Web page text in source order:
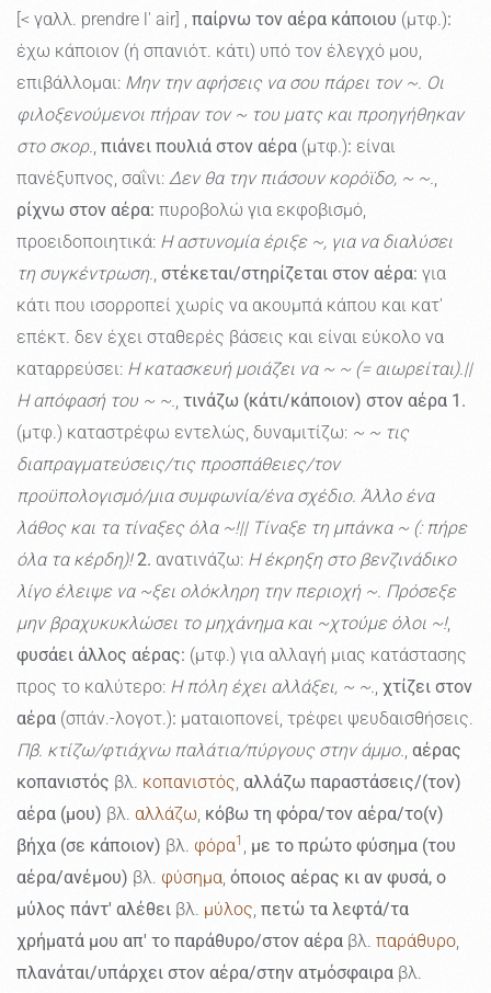
[< γαλλ. prendre l' air] , παίρνω τον αέρα κάποιου (μτφ.):
έχω κάποιον (ή σπανιότ. κάτι) υπό τον έλεγχό μου,
επιβάλλομαι: Μην την αφήσεις να σου πάρει τον ~. Οι
φιλοξενούμενοι πήραν τον ~ του ματς και προηγήθηκαν
στο σκορ., πιάνει πουλιά στον αέρα (μτφ.): είναι
πανέξυπνος, σαΐνι: Δεν θα την πιάσουν κορόϊδο, ~ ~.,
ρίχνω στον αέρα: πυροβολώ για εκφοβισμό,
προειδοποιητικά: Η αστυνομία έριξε ~, για να διαλύσει
τη συγκέντρωση., στέκεται/στηρίζεται στον αέρα: για
κάτι που ισορροπεί χωρίς να ακουμπά κάπου και κατ'
επέκτ. δεν έχει σταθερές βάσεις και είναι εύκολο να
καταρρεύσει: Η κατασκευή μοιάζει να ~ ~ (= αιωρείται).||
Η απόφασή του ~ ~., τινάζω (κάτι/κάποιον) στον αέρα 1.
(μτφ.) καταστρέφω εντελώς, δυναμιτίζω: ~ ~ τις
διαπραγματεύσεις/τις προσπάθειες/τον
προϋπολογισμό/μια συμφωνία/ένα σχέδιο. Άλλο ένα
λάθος και τα τίναξες όλα ~!|| Τίναξε τη μπάνκα ~ (: πήρε
όλα τα κέρδη)! 2. ανατινάζω: Η έκρηξη στο βενζινάδικο
λίγο έλειψε να ~ξει ολόκληρη την περιοχή ~. Πρόσεξε
μην βραχυκυκλώσει το μηχάνημα και ~χτούμε όλοι ~!,
φυσάει άλλος αέρας: (μτφ.) για αλλαγή μιας κατάστασης
προς το καλύτερο: Η πόλη έχει αλλάξει, ~ ~., χτίζει στον
αέρα (σπάν.-λογοτ.): ματαιοπονεί, τρέφει ψευδαισθήσεις.
Πβ. κτίζω/φτιάχνω παλάτια/πύργους στην άμμο., αέρας
κοπανιστός βλ. κοπανιστός, αλλάζω παραστάσεις/(τον)
αέρα (μου) βλ. αλλάζω, κόβω τη φόρα/τον αέρα/το(ν)
βήχα (σε κάποιον) βλ. φόρα1 , με το πρώτο φύσημα (του
αέρα/ανέμου) βλ. φύσημα, όποιος αέρας κι αν φυσά, ο
μύλος πάντ' αλέθει βλ. μύλος, πετώ τα λεφτά/τα
χρήματά μου απ' το παράθυρο/στον αέρα βλ. παράθυρο,
πλανάται/υπάρχει στον αέρα/στην ατμόσφαιρα βλ.